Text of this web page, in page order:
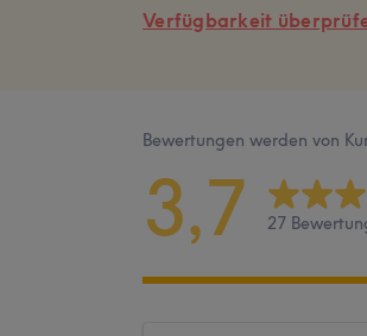
Verfügbarkeit
Bewertungen werden von
3,7 27